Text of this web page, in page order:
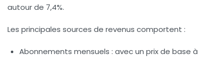
autour de 7,4%.
Les principales sources de revenus comportent :
Abonnements mensuels : avec un prix de base à